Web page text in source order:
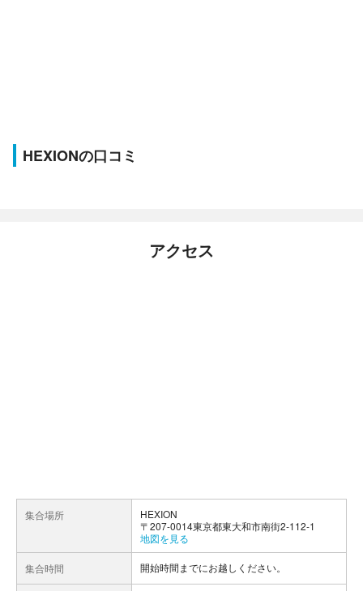
HEXIONの口コミ
アクセス
集合場所
HEXION
〒207-0014東京都東大和市南街2-112-1
地図を見る
集合時間 開始時間までにお越しください。